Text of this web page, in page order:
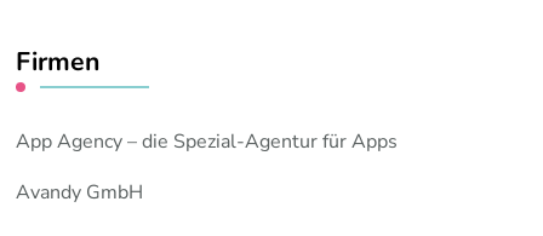
Firmen
App Agency – die Spezial-Agentur für Apps
Avandy GmbH